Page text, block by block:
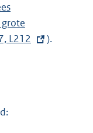
L212
).